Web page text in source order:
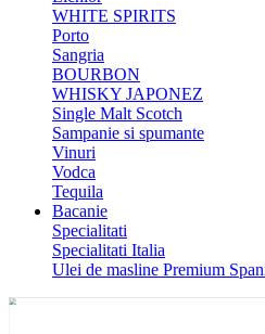
WHITE SPIRITS
Porto
Sangria
BOURBON
WHISKY JAPONEZ
Single Malt Scotch
Sampanie si spumante
Vinuri
Vodca
Tequila
Bacanie
Specialitati
Specialitati Italia
Ulei de masline Premium